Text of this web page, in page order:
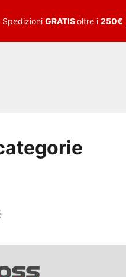
Spedizioni GRATISoltre i 250€
h